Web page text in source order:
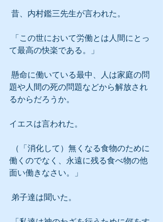
昔、内村鑑三先生が言われた。
て最高の快楽である。」
題や人間の死の問題などから解放され
るからだろうか。
イエスは言われた。
働くのでなく、永遠に残る食べ物の他
面い働きなさい。」
弟子達は聞いた。